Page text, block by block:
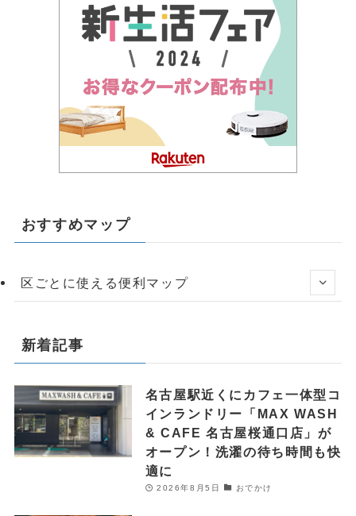
おすすめマップ
区ごとに使える便利マップ
新着記事
名古屋駅近くにカフェ一体型コ
インランドリー「MAX WASH
& CAFE 名古屋桜通口店」が
オープン！洗濯の待ち時間も快
適に
2026年8月5日 おでかけ